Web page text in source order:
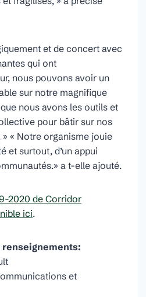
et de concert avec
qui ont
nous pouvons avoir un
sur notre magnifique
nous avons les outils et
pour bâtir sur nos
» « Notre organisme jouie
et surtout, d’un appui
a t-elle ajouté.
2020 de Corridor
ici.
renseignements:
et